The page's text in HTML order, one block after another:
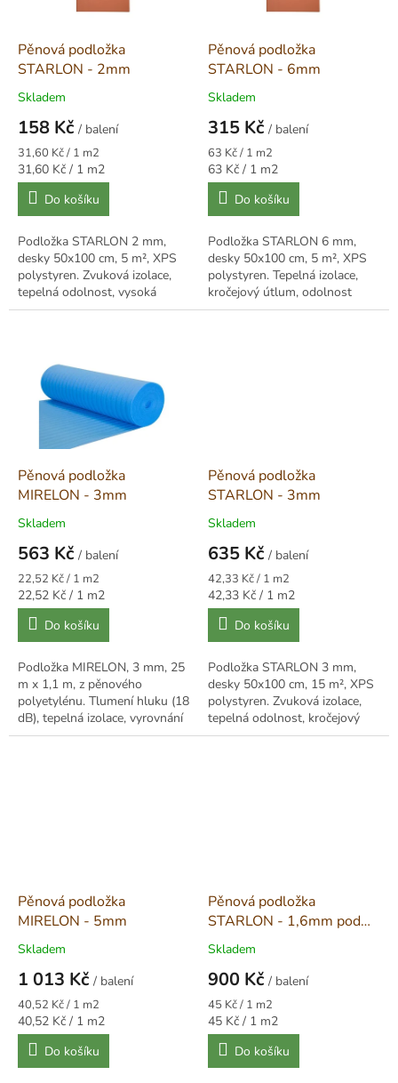
Pěnová podložka
STARLON - 2mm
Skladem
158 Kč / balení
Měrná
cena:
31,60 Kč / 1 m2
Měrná
cena:
31,60 Kč / 1 m2
Do košíku
Podložka STARLON 2 mm,
desky 50x100 cm, 5 m², XPS
polystyren. Zvuková izolace,
tepelná odolnost, vysoká
odolnost proti zatížení, tlumení
Pěnová podložka
STARLON - 6mm
Skladem
315 Kč / balení
Měrná
cena:
63 Kč / 1 m2
Měrná
cena:
63 Kč / 1 m2
Do košíku
Podložka STARLON 6 mm,
desky 50x100 cm, 5 m², XPS
polystyren. Tepelná izolace,
kročejový útlum, odolnost
proti zatížení, vyrovnání
Pěnová podložka
MIRELON - 3mm
Skladem
563 Kč / balení
Měrná
cena:
22,52 Kč / 1 m2
Měrná
cena:
22,52 Kč / 1 m2
Do košíku
Podložka MIRELON, 3 mm, 25
m x 1,1 m, z pěnového
polyetylénu. Tlumení hluku (18
dB), tepelná izolace, vyrovnání
nerovností. Ekologicky
Pěnová podložka
STARLON - 3mm
Skladem
635 Kč / balení
Měrná
cena:
42,33 Kč / 1 m2
Měrná
cena:
42,33 Kč / 1 m2
Do košíku
Podložka STARLON 3 mm,
desky 50x100 cm, 15 m², XPS
polystyren. Zvuková izolace,
tepelná odolnost, kročejový
útlum, zatížení až 8,6 t/m².
Pěnová podložka
MIRELON - 5mm
Skladem
1 013 Kč / balení
Měrná
cena:
40,52 Kč / 1 m2
Měrná
cena:
40,52 Kč / 1 m2
Do košíku
Pěnová podložka
STARLON - 1,6mm pod
Podlahové vytápění
Skladem
900 Kč / balení
Měrná
cena:
45 Kč / 1 m2
Měrná
cena:
45 Kč / 1 m2
Do košíku